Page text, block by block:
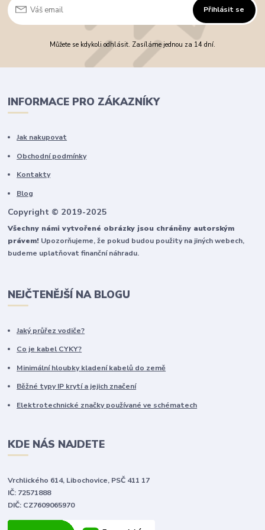
Přihlásit se
Můžete se kdykoli odhlásit. Zasíláme jednou za 14 dní.
INFORMACE PRO ZÁKAZNÍKY
Jak nakupovat
Obchodní podmínky
Kontakty
Blog
Copyright © 2019-2025
Všechny námi vytvořené obrázky jsou chráněny autorským
právem! Upozorňujeme, že pokud budou použity na jiných webech,
budeme uplatňovat finanční náhradu.
NEJČTENĚJŠÍ NA BLOGU
Jaký průřez vodiče?
Co je kabel CYKY?
Minimální hloubky kladení kabelů do země
Běžné typy IP krytí a jejich značení
Elektrotechnické značky používané ve schématech
KDE NÁS NAJDETE
Vrchlického 614, Libochovice, PSČ 411 17
IČ: 72571888
DIČ: CZ7609065970